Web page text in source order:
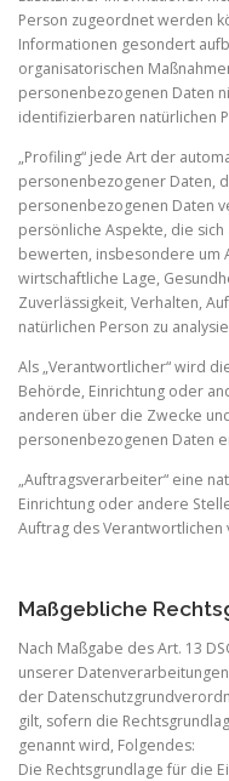
Person zugeordnet werden
Informationen gesondert
organisatorischen
personenbezogenen Daten
identifizierbaren natürlichen
„Profiling“ jede Art der
personenbezogener Daten,
personenbezogenen Daten
persönliche Aspekte, die
bewerten, insbesondere um
wirtschaftliche Lage,
Zuverlässigkeit, Verhalten,
natürlichen Person zu
Als „Verantwortlicher“ wird
Behörde, Einrichtung oder
anderen über die Zwecke
personenbezogenen Daten
„Auftragsverarbeiter“ eine
Einrichtung oder andere
Auftrag des
Maßgebliche
Nach Maßgabe des Art. 13
unserer
der
gilt, sofern die
genannt wird, Folgendes:
Die Rechtsgrundlage für die